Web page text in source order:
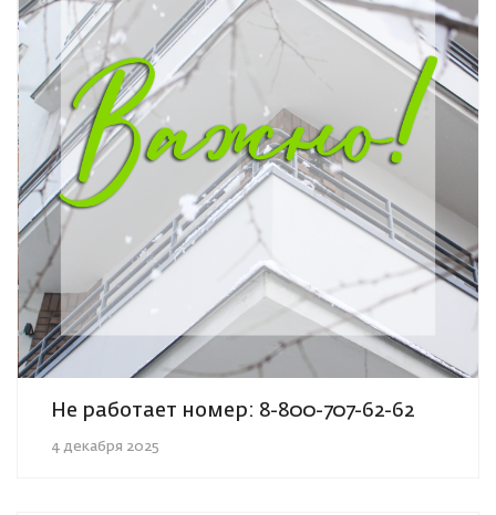
Не работает номер: 8-800-707-62-62
4 декабря 2025